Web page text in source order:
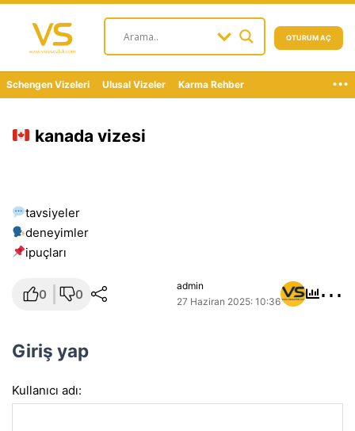
OTURUM AÇ
Schengen Vizeleri Ulusal Vizeler Karma Rehber ...
kanada vizesi
tavsiyeler
deneyimler
i̇puçları
0 0
admin
27 Haziran 2025: 10:36
⋯
Giriş yap
Kullanıcı adı: